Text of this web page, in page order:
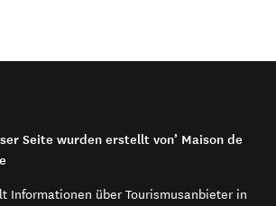
Seite wurden erstellt von’ Maison de
Informationen über Tourismusanbieter in